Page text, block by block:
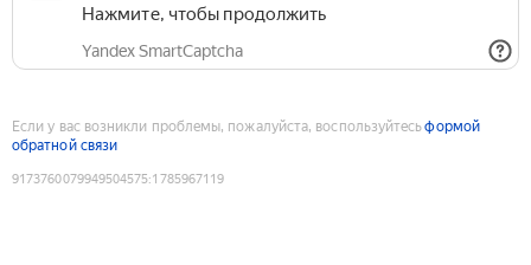
Нажмите, чтобы продолжить
Yandex SmartCaptcha
Если у вас возникли проблемы, пожалуйста, воспользуйтесьформой
обратной связи
9173760079949504575:1785967119